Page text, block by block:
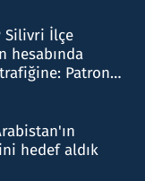
Silivri İlçe
hesabında
Patron
hedef aldık